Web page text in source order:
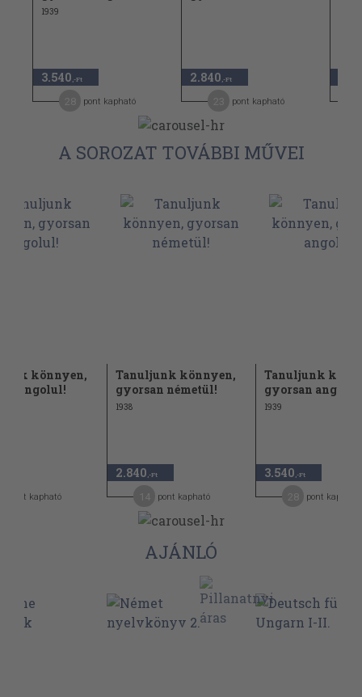
1939
3.540 ,-Ft
pont kapható
2.840 ,-Ft
pont kapható
A SOROZAT TOVÁBBI MŰVEI
könnyen,
angolul!
pont kapható
Tanuljunk könnyen,
gyorsan németül!
1938
2.840 ,-Ft
pont kapható
Tanuljunk
gyorsan
1939
3.540 ,-Ft
pont kapható
AJÁNLÓ